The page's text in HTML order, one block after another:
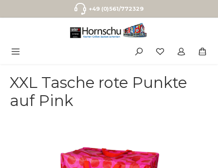
Zum Hauptinhalt springen+49 (0)561/772329
XXL Tasche rote Punkte
auf Pink